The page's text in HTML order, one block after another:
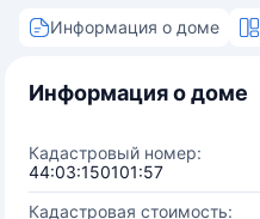
Информация о доме
Информация о доме
Кадастровый номер:
44:03:150101:57
Кадастровая стоимость: